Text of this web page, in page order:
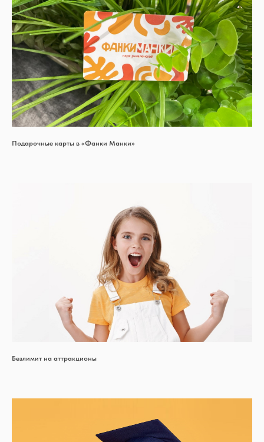
Подарочные карты в «Фанки Манки»
Безлимит на аттракционы